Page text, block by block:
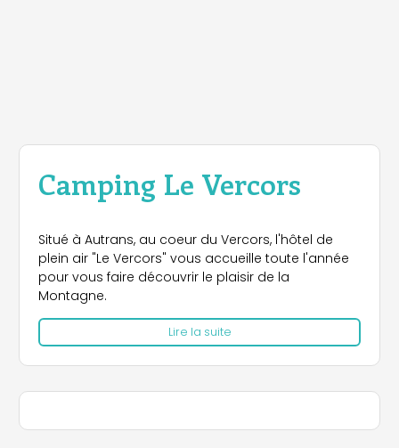
Camping Le Vercors
Situé à Autrans, au coeur du Vercors, l'hôtel de
plein air "Le Vercors" vous accueille toute l'année
pour vous faire découvrir le plaisir de la
Montagne.
Lire la suite